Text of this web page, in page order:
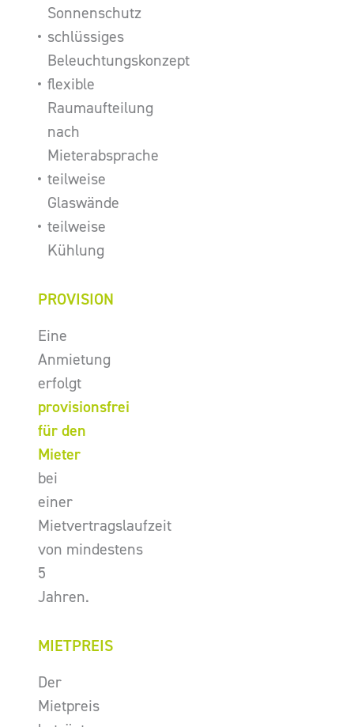
Sonnenschutz
schlüssiges
Beleuchtungskonzept
flexible
Raumaufteilung
nach
Mieterabsprache
teilweise
Glaswände
teilweise
Kühlung
PROVISION
Eine
Anmietung
erfolgt
provisionsfrei
für den
Mieter
bei
einer
Mietvertragslaufzeit
von mindestens
5
Jahren.
MIETPREIS
Der
Mietpreis